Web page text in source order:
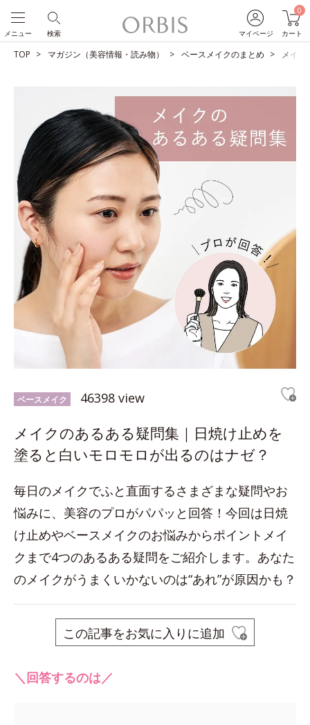
マイページ
0
カート
検索
メニュー
TOP マガジン（美容情報・読み物） ベースメイクのまとめ メイ
ベースメイク 46398 view
メイクのあるある疑問集｜日焼け止めを
塗ると白いモロモロが出るのはナゼ？
毎日のメイクでふと直面するさまざまな疑問やお
悩みに、美容のプロがパパッと回答！今回は日焼
け止めやベースメイクのお悩みからポイントメイ
クまで4つのあるある疑問をご紹介します。あなた
のメイクがうまくいかないのは“あれ”が原因かも？
この記事をお気に入りに追加
＼回答するのは／